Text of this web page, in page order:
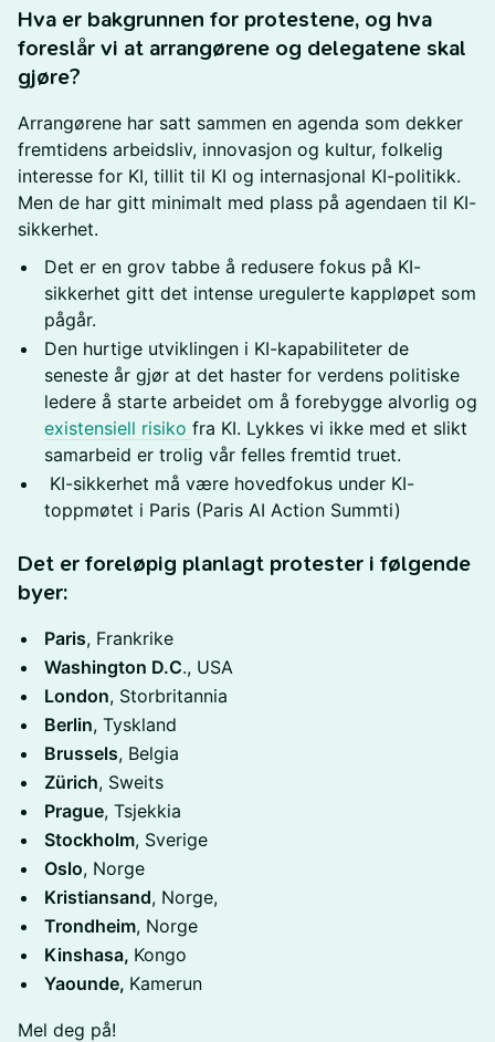
​Hva er bakgrunnen for protestene, og hva
foreslår vi at arrangørene og delegatene skal
gjøre?
​Arrangørene har satt sammen en agenda som dekker
fremtidens arbeidsliv, innovasjon og kultur, folkelig
interesse for KI, tillit til KI og internasjonal KI-politikk.
Men de har gitt minimalt med plass på agendaen til KI-
sikkerhet.
​Det er en grov tabbe å redusere fokus på KI-
sikkerhet gitt det intense uregulerte kappløpet som
pågår.
​Den hurtige utviklingen i KI-kapabiliteter de
seneste år gjør at det haster for verdens politiske
ledere å starte arbeidet om å forebygge alvorlig og
existensiell risiko fra KI. Lykkes vi ikke med et slikt
samarbeid er trolig vår felles fremtid truet.
​ KI-sikkerhet må være hovedfokus under KI-
toppmøtet i Paris (Paris AI Action Summti)
​Det er foreløpig planlagt protester i følgende
byer:
Paris, Frankrike
Washington D.C., USA
London, Storbritannia
Berlin, Tyskland
Brussels, Belgia
Zürich, Sweits
Prague, Tsjekkia
Stockholm, Sverige
Oslo, Norge
Kristiansand, Norge,
Trondheim, Norge
Kinshasa, Kongo
Yaounde, Kamerun
​Mel deg på!